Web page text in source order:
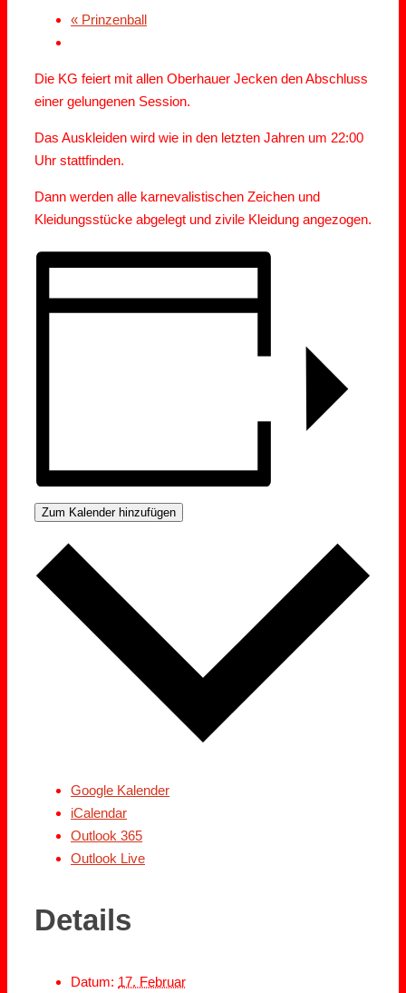
« Prinzenball
Die KG feiert mit allen Oberhauer Jecken den Abschluss
einer gelungenen Session.
Das Auskleiden wird wie in den letzten Jahren um 22:00
Uhr stattfinden.
Dann werden alle karnevalistischen Zeichen und
Kleidungsstücke abgelegt und zivile Kleidung angezogen.
Zum Kalender hinzufügen
Google Kalender
iCalendar
Outlook 365
Outlook Live
Details
Datum: 17. Februar